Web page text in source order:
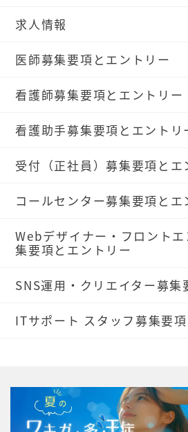
求人情報
医師募集要項とエントリー
看護師募集要項とエントリー
看護助手募集要項とエントリ
受付（正社員）募集要項とエ
コールセンター募集要項とエ
Webデザイナー・フロント
集要項とエントリー
SNS運用・クリエイター募集
ITサポート スタッフ募集要